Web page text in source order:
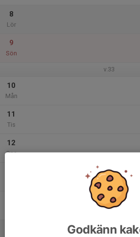
8
Lör
9
Sön
v.33
10
Mån
11
Tis
12
Ons
Godkänn